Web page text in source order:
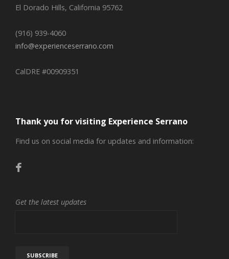
El Dorado Hills, California 95762
(916) 939-4060
info@experienceserrano.com
CalDRE #00909351
Thank you for visiting Experience Serrano
Find us on social media for updates and information:
Get the latest updates